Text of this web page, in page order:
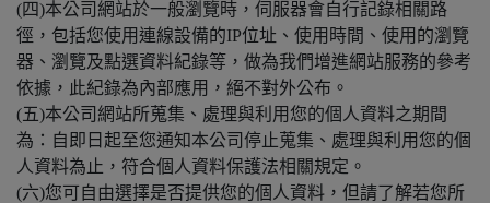
(四)本公司網站於一般瀏覽時，伺服器會自行記錄相關路
徑，包括您使用連線設備的IP位址、使用時間、使用的瀏覽
器、瀏覽及點選資料紀錄等，做為我們增進網站服務的參考
依據，此紀錄為內部應用，絕不對外公布。
(五)本公司網站所蒐集、處理與利用您的個人資料之期間
為：自即日起至您通知本公司停止蒐集、處理與利用您的個
人資料為止，符合個人資料保護法相關規定。
(六)您可自由選擇是否提供您的個人資料，但請了解若您所